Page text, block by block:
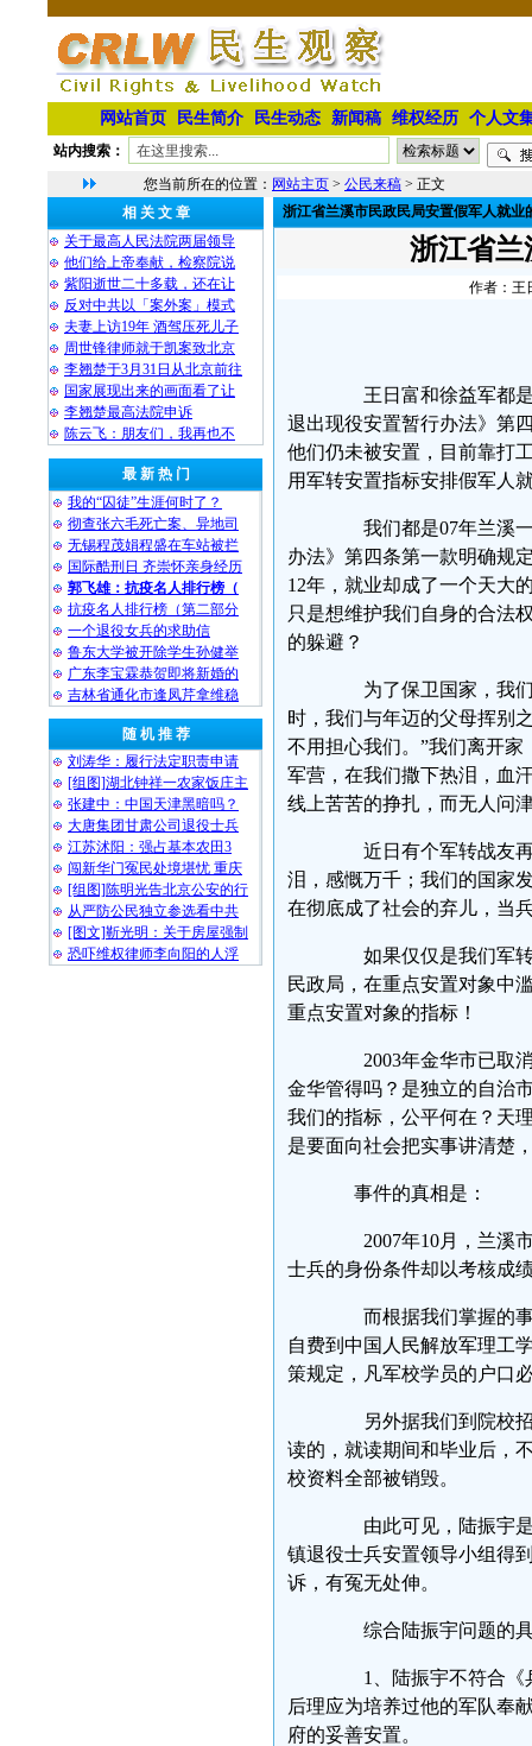
网站首页 民生简介 民生动态 新闻稿 维权经历 个人文
站内搜索：
您当前所在的位置： 网站主页 > 公民来稿 > 正文
相 关 文 章
关于最高人民法院两届领导
他们给上帝奉献，检察院说
紫阳逝世二十多载，还在让
反对中共以「案外案」模式
夫妻上访19年 酒驾压死儿子
周世锋律师就于凯案致北京
李翘楚于3月31日从北京前往
国家展现出来的画面看了让
李翘楚最高法院申诉
陈云飞：朋友们，我再也不
最 新 热 门
我的“囚徒”生涯何时了？
彻查张六毛死亡案、异地司
无锡程茂娟程盛在车站被拦
国际酷刑日 齐崇怀亲身经历
郭飞雄：抗疫名人排行榜（
抗疫名人排行榜（第二部分
一个退役女兵的求助信
鲁东大学被开除学生孙健举
广东李宝霖恭贺即将新婚的
吉林省通化市逢凤芹拿维稳
随 机 推 荐
刘涛华：履行法定职责申请
[组图]湖北钟祥一农家饭庄主
张建中：中国天津黑暗吗？
大唐集团甘肃公司退役士兵
江苏沭阳：强占基本农田3
闯新华门冤民处境堪忧 重庆
[组图]陈明光告北京公安的行
从严防公民独立参选看中共
[图文]靳光明：关于房屋强制
恐吓维权律师李向阳的人浮
浙江省兰溪市民政民局安置假军人就业
浙江省兰
作者：王
王日富和徐益军都是
退出现役安置暂行办法》第
他们仍未被安置，目前靠打
用军转安置指标安排假军人
我们都是07年兰溪一
办法》第四条第一款明确规
12年，就业却成了一个天大
只是想维护我们自身的合法
的躲避？
为了保卫国家，我们
时，我们与年迈的父母挥别
不用担心我们。”我们离开
军营，在我们撒下热泪，血
线上苦苦的挣扎，而无人问
近日有个军转战友再
泪，感慨万千；我们的国家
在彻底成了社会的弃儿，当
如果仅仅是我们军转
民政局，在重点安置对象中
重点安置对象的指标！
2003年金华市已取消
金华管得吗？是独立的自治
我们的指标，公平何在？天
是要面向社会把实事讲清楚
事件的真相是：
2007年10月，兰溪市
士兵的身份条件却以考核成
而根据我们掌握的事
自费到中国人民解放军理工
策规定，凡军校学员的户口
另外据我们到院校招
读的，就读期间和毕业后，
校资料全部被销毁。
由此可见，陆振宇是
镇退役士兵安置领导小组得
诉，有冤无处伸。
综合陆振宇问题的具
1、陆振宇不符合《兵
后理应为培养过他的军队奉
府的妥善安置。